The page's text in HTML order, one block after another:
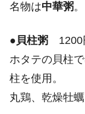
名物は中華粥。
● 貝柱粥 1200
ホタテの貝柱
柱を使用。
丸鶏、乾燥牡